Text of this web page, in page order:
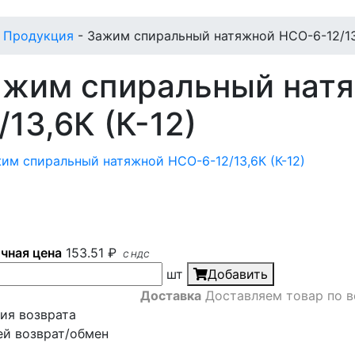
Продукция - Зажим спиральный натяжной НСО-6-12/
спиральный
13,6К (К-12)
цена 153.51 ₽ С НДС
шт
Добавить
ДоставкаДоставляем товар по
возврата
возврат/обмен